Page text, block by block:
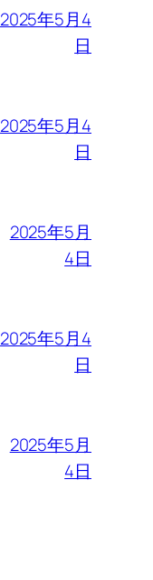
2025年5月4
日
2025年5月4
日
2025年5月
4日
2025年5月4
日
2025年5月
4日